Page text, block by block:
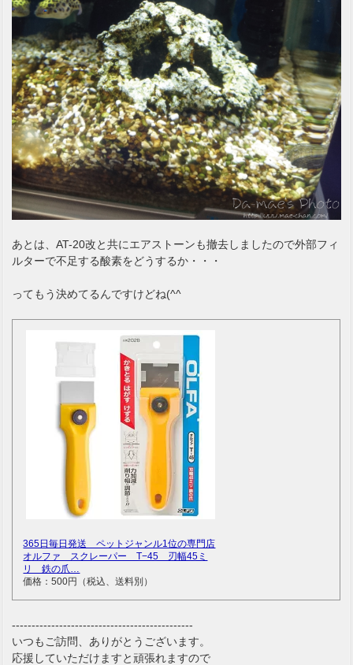
あとは、AT-20改と共にエアストーンも撤去しましたので外部フィ
ルターで不足する酸素をどうするか・・・
ってもう決めてるんですけどね(^^ゞ
365日毎日発送 ペットジャンル1位の専門店
オルファ スクレーパー T−45 刃幅45ミ
リ 鉄の爪…
価格：500円（税込、送料別）
----------------------------------------------
いつもご訪問、ありがとうございます。
応援していただけますと頑張れますので